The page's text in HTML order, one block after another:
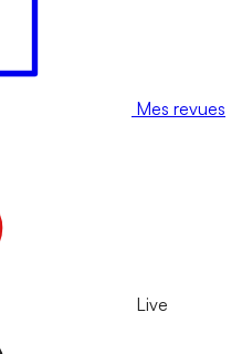
Mes revues
Live